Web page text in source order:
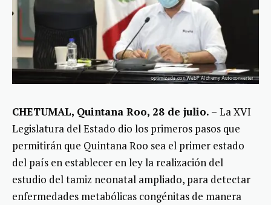
CHETUMAL, Quintana Roo, 28 de julio. – La XVI
Legislatura del Estado dio los primeros pasos que
permitirán que Quintana Roo sea el primer estado
del país en establecer en ley la realización del
estudio del tamiz neonatal ampliado, para detectar
enfermedades metabólicas congénitas de manera